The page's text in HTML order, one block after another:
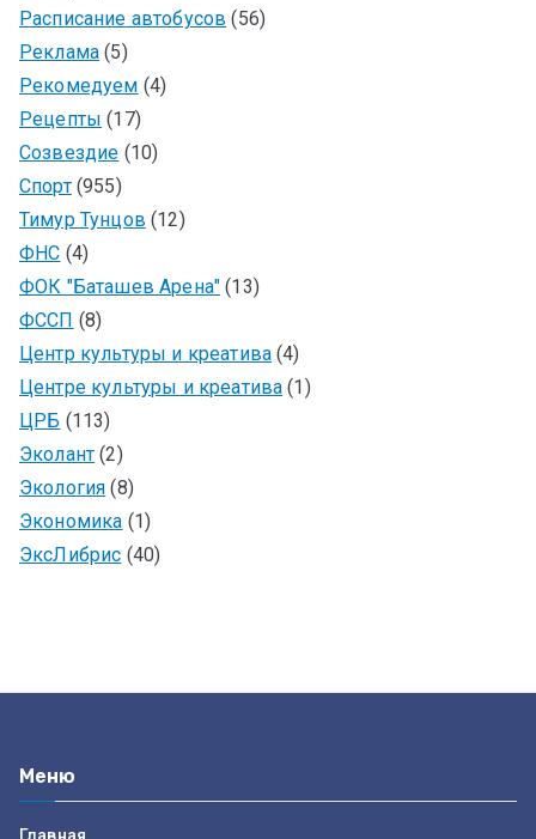
Расписание автобусов (56)
Реклама (5)
Рекомедуем (4)
Рецепты (17)
Созвездие (10)
Спорт(955)
Тимур Тунцов (12)
ФНС (4)
ФОК "Баташев Арена" (13)
ФССП (8)
Центр культуры и креатива (4)
Центре культуры и креатива (1)
ЦРБ (113)
Эколант (2)
Экология (8)
Экономика (1)
ЭксЛибрис (40)
Меню